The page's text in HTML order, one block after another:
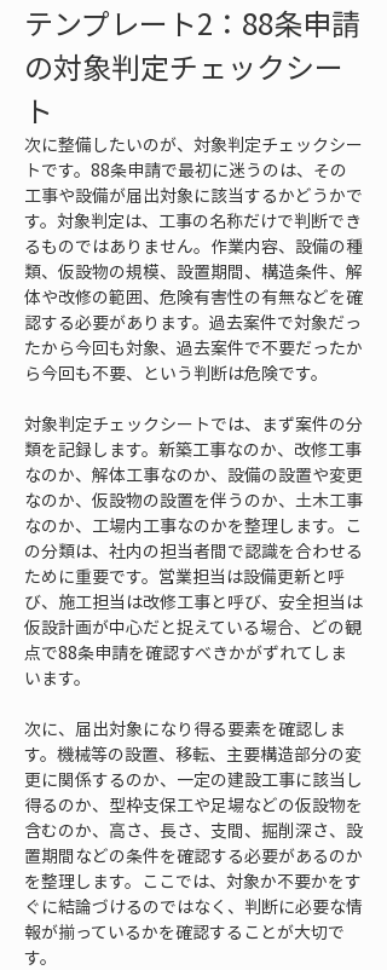
テンプレート2：88条申請
の対象判定チェックシー
ト
次に整備したいのが、対象判定チェックシー
トです。88条申請で最初に迷うのは、その
工事や設備が届出対象に該当するかどうかで
す。対象判定は、工事の名称だけで判断でき
るものではありません。作業内容、設備の種
類、仮設物の規模、設置期間、構造条件、解
体や改修の範囲、危険有害性の有無などを確
認する必要があります。過去案件で対象だっ
たから今回も対象、過去案件で不要だったか
ら今回も不要、という判断は危険です。
対象判定チェックシートでは、まず案件の分
類を記録します。新築工事なのか、改修工事
なのか、解体工事なのか、設備の設置や変更
なのか、仮設物の設置を伴うのか、土木工事
なのか、工場内工事なのかを整理します。こ
の分類は、社内の担当者間で認識を合わせる
ために重要です。営業担当は設備更新と呼
び、施工担当は改修工事と呼び、安全担当は
仮設計画が中心だと捉えている場合、どの観
点で88条申請を確認すべきかがずれてしま
います。
次に、届出対象になり得る要素を確認しま
す。機械等の設置、移転、主要構造部分の変
更に関係するのか、一定の建設工事に該当し
得るのか、型枠支保工や足場などの仮設物を
含むのか、高さ、長さ、支間、掘削深さ、設
置期間などの条件を確認する必要があるのか
を整理します。ここでは、対象か不要かをす
ぐに結論づけるのではなく、判断に必要な情
報が揃っているかを確認することが大切で
す。